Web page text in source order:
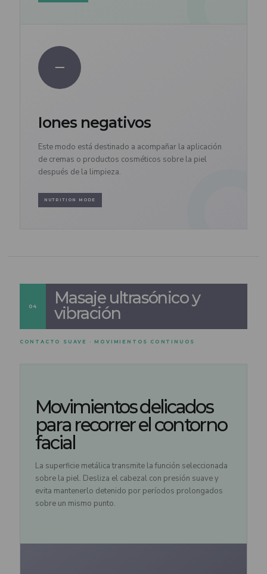
−
Iones negativos
Este modo está destinado a acompañar la aplicación
de cremas o productos cosméticos sobre la piel
después de la limpieza.
NUTRITION MODE
04 Masaje ultrasónico y
vibración
CONTACTO SUAVE · MOVIMIENTOS CONTINUOS
Movimientos delicados
para recorrer el contorno
facial
La superficie metálica transmite la función seleccionada
sobre la piel. Desliza el cabezal con presión suave y
evita mantenerlo detenido por períodos prolongados
sobre un mismo punto.